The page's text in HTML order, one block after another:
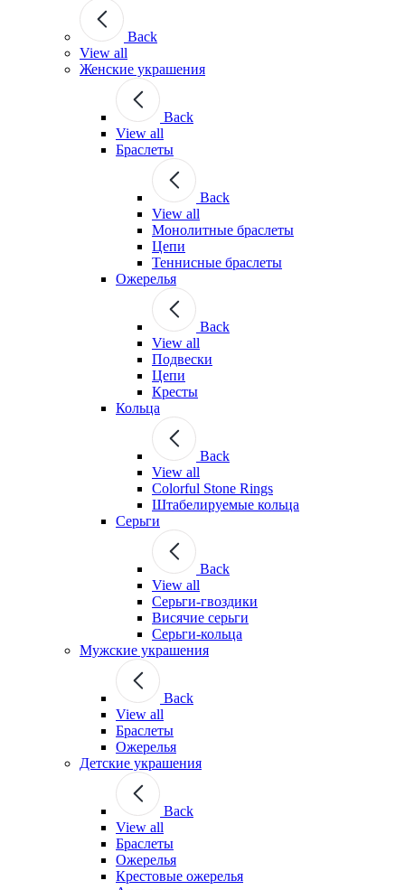
Back
View all
Женские украшения
Back
View all
Браслеты
Back
View all
Монолитные браслеты
Цепи
Теннисные браслеты
Ожерелья
Back
View all
Подвески
Цепи
Кресты
Кольца
Back
View all
Colorful Stone Rings
Штабелируемые кольца
Серьги
Back
View all
Серьги-гвоздики
Висячие серьги
Серьги-кольца
Мужские украшения
Back
View all
Браслеты
Ожерелья
Детские украшения
Back
View all
Браслеты
Ожерелья
Крестовые ожерелья